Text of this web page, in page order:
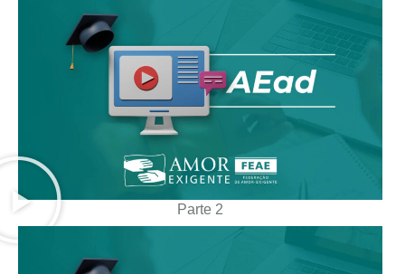
Parte 2